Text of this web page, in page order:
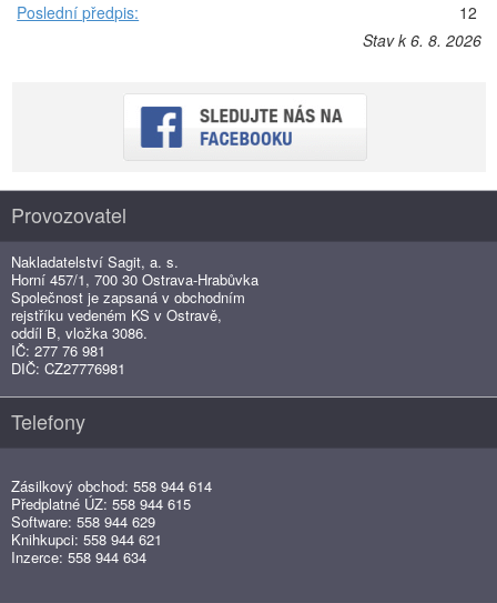
Poslední předpis:
12
Stav k 6. 8. 2026
Provozovatel
Nakladatelství Sagit, a. s.
Horní 457/1, 700 30 Ostrava-Hrabůvka
Společnost je zapsaná v obchodním
rejstříku vedeném KS v Ostravě,
oddíl B, vložka 3086.
IČ: 277 76 981
DIČ: CZ27776981
Telefony
Zásilkový obchod: 558 944 614
Předplatné ÚZ: 558 944 615
Software: 558 944 629
Knihkupci: 558 944 621
Inzerce: 558 944 634